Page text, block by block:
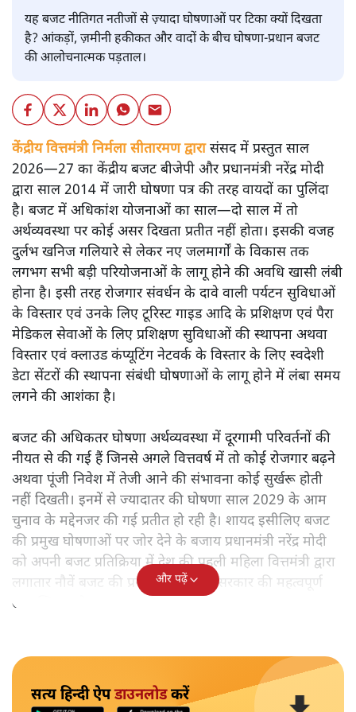
यह बजट नीतिगत नतीजों से ज़्यादा घोषणाओं पर टिका क्यों दिखता
है? आंकड़ों, ज़मीनी हकीकत और वादों के बीच घोषणा-प्रधान बजट
की आलोचनात्मक पड़ताल।
केंद्रीय वित्तमंत्री निर्मला सीतारमण द्वारासंसद में प्रस्तुत साल
2026—27 का केंद्रीय बजट बीजेपी और प्रधानमंत्री नरेंद्र मोदी
द्वारा साल 2014 में जारी घोषणा पत्र की तरह वायदों का पुलिंदा
है। बजट में अधिकांश योजनाओं का साल—दो साल में तो
अर्थव्यवस्था पर कोई असर दिखता प्रतीत नहीं होता। इसकी वजह
दुर्लभ खनिज गलियारे से लेकर नए जलमार्गों के विकास तक
लगभग सभी बड़ी परियोजनाओं के लागू होने की अवधि खासी लंबी
होना है। इसी तरह रोजगार संवर्धन के दावे वाली पर्यटन सुविधाओं
के विस्तार एवं उनके लिए टूरिस्ट गाइड आदि के प्रशिक्षण एवं पैरा
मेडिकल सेवाओं के लिए प्रशिक्षण सुविधाओं की स्थापना अथवा
विस्तार एवं क्लाउड कंप्यूटिंग नेटवर्क के विस्तार के लिए स्वदेशी
डेटा सेंटरों की स्थापना संबंधी घोषणाओं के लागू होने में लंबा समय
लगने की आशंका है।
बजट की अधिकतर घोषणा अर्थव्यवस्था में दूरगामी परिवर्तनों की
नीयत से की गई हैं जिनसे अगले वित्तवर्ष में तो कोई रोजगार बढ़ने
अथवा पूंजी निवेश में तेजी आने की संभावना कोई सुर्खरू होती
नहीं दिखती। इनमें से ज्यादातर की घोषणा साल 2029 के आम
चुनाव के मद्देनजर की गई प्रतीत हो रही है। शायद इसीलिए बजट
की प्रमुख घोषणाओं पर जोर देने के बजाय प्रधानमंत्री नरेंद्र मोदी
को अपनी बजट प्रतिक्रिया में देश की पहली महिला वित्तमंत्री द्वारा
लगातार नौवें बजट की प्रस्तुति को अपनी सरकार की महत्वपूर्ण
उपलब्धि बताने पर मजबूर होना पड़ा।
और पढ़ें
सत्य हिन्दी ऐपडाउनलोडकरें